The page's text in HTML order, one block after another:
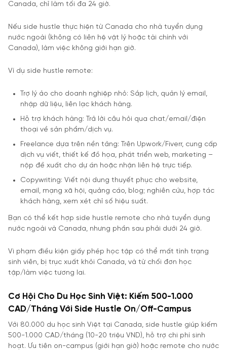
Canada, chỉ làm tối đa 24 giờ.
Nếu side hustle thực hiện từ Canada cho nhà tuyển dụng
nước ngoài (không có liên hệ vật lý hoặc tài chính với
Canada), làm việc không giới hạn giờ.
Ví dụ side hustle remote:
Trợ lý ảo cho doanh nghiệp nhỏ: Sắp lịch, quản lý email,
nhập dữ liệu, liên lạc khách hàng.
Hỗ trợ khách hàng: Trả lời câu hỏi qua chat/email/điện
thoại về sản phẩm/dịch vụ.
Freelance dựa trên nền tảng: Trên Upwork/Fiverr, cung cấp
dịch vụ viết, thiết kế đồ họa, phát triển web, marketing –
nộp đề xuất cho dự án hoặc nhận liên hệ trực tiếp.
Copywriting: Viết nội dung thuyết phục cho website,
email, mạng xã hội, quảng cáo, blog; nghiên cứu, hợp tác
khách hàng, xem xét chỉ số hiệu suất.
Bạn có thể kết hợp side hustle remote cho nhà tuyển dụng
nước ngoài và Canada, nhưng phần sau phải dưới 24 giờ.
Vi phạm điều kiện giấy phép học tập có thể mất tình trạng
sinh viên, bị trục xuất khỏi Canada, và từ chối đơn học
tập/làm việc tương lai.
Cơ Hội Cho Du Học Sinh Việt: Kiếm 500-1.000
CAD/Tháng Với Side Hustle On/Off-Campus
Với 80.000 du học sinh Việt tại Canada, side hustle giúp kiếm
500-1.000 CAD/tháng (10-20 triệu VND), hỗ trợ chi phí sinh
hoạt. Ưu tiên on-campus (giới hạn giờ) hoặc remote cho nước